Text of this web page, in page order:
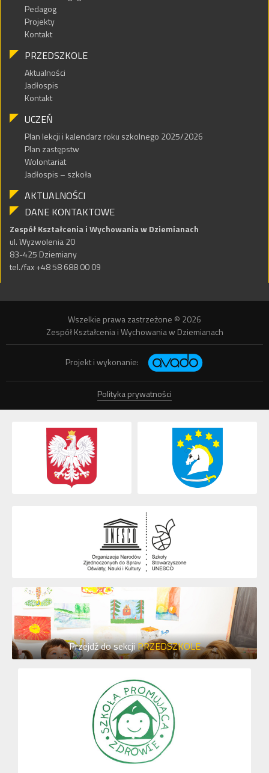
Pedagog
Projekty
Kontakt
PRZEDSZKOLE
Aktualności
Jadłospis
Kontakt
UCZEŃ
Plan lekcji i kalendarz roku szkolnego 2025/2026
Plan zastępstw
Wolontariat
Jadłospis – szkoła
AKTUALNOŚCI
DANE KONTAKTOWE
Zespół Kształcenia i Wychowania w Dziemianach
ul. Wyzwolenia 20
83-425 Dziemiany
tel./fax +48 58 688 00 09
Wszelkie prawa zastrzeżone © 2026
Zespół Kształcenia i Wychowania w Dziemianach
Projekt i wykonanie:
Polityka prywatności
Przejdź do sekcjiPRZEDSZKOLE